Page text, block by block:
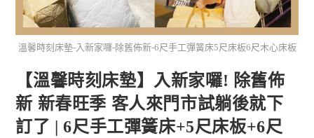
溫馨時刻床墊-入新家囉-除舊佈新-6尺手工彈簧床5尺床板6尺木心床板
【溫馨時刻床墊】入新家囉! 除舊佈
新 新春旺季 客人來門市試躺後就下
訂了 | 6尺手工彈簧床+5尺床板+6尺